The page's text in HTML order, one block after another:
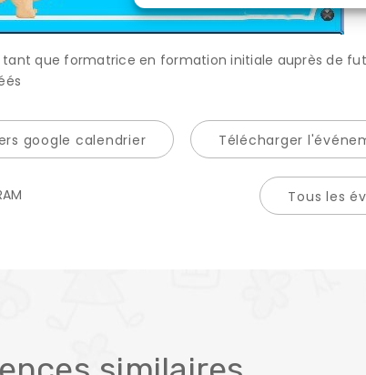
tant que formatrice en formation initiale auprès de
google calendrier Télécharger
Tous les